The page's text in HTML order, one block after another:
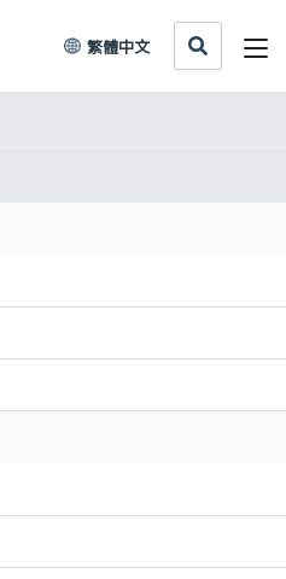
繁體中文
冪科技製造專
體驗
在機器人康復系統中採用高精度
，推動新一代康復設備研發。